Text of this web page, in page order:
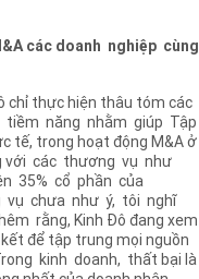
các doanh nghiệp cùng
chỉ thực hiện thâu tóm các
tiềm năng nhằm giúp Tập
tế, trong hoạt động M&A ở
với các thương vụ như
35% cổ phần của
vụ chưa như ý, tôi nghĩ
rằng, Kinh Đô đang xem
để tập trung mọi nguồn
kinh doanh, thất bại là